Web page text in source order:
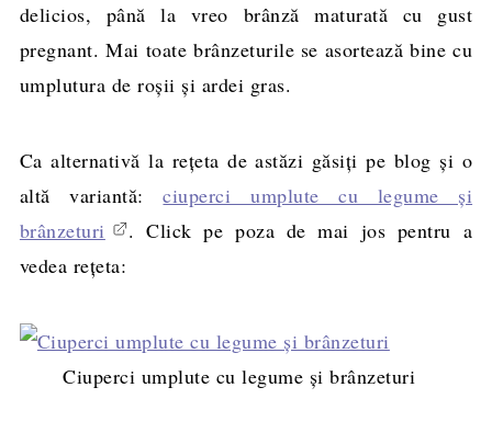
delicios, până la vreo brânză maturată cu gust
pregnant. Mai toate brânzeturile se asortează bine cu
umplutura de roşii şi ardei gras.
Ca alternativă la reţeta de astăzi găsiţi pe blog şi o
altă variantă:ciuperci umplute cu legume şi
brânzeturi
. Click pe poza de mai jos pentru a
vedea reţeta:
Ciuperci umplute cu legume şi brânzeturi